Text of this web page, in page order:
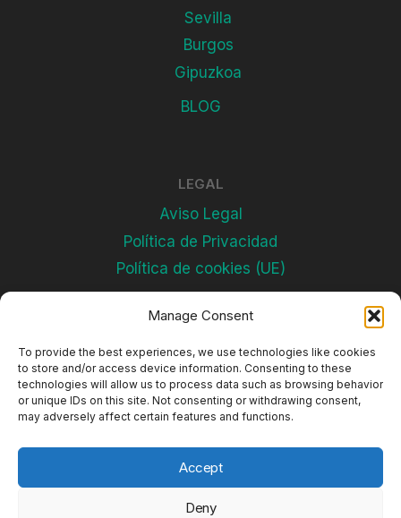
Manage Consent
To provide the best experiences, we use technologies like cookies
to store and/or access device information. Consenting to these
technologies will allow us to process data such as browsing behavior
or unique IDs on this site. Not consenting or withdrawing consent,
may adversely affect certain features and functions.
Accept
Deny
Sevilla
Burgos
Gipuzkoa
BLOG
LEGAL
Aviso Legal
Política de Privacidad
Política de cookies (UE)
Subscríbete